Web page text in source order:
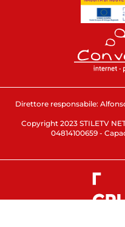
Direttore responsabile:
Copyright 2023 STILETV
04814100659 -